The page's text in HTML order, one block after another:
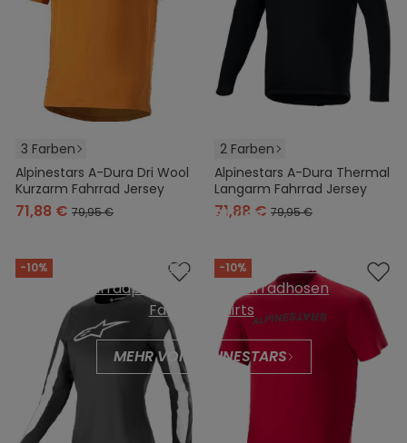
3 Farben
Alpinestars A-Dura Dri Wool
Kurzarm Fahrrad Jersey
71,88 € 79,95 €
2 Farben
Alpinestars A-Dura Thermal
Langarm Fahrrad Jersey
71,88 € 79,95 €
-10% -10%
Weitere Styles
Funktionswäsche
Fahrradjacken
Fahrradprotektoren
Fahrradhosen
Fahrrad-Shirts
MEHR VON ALPINESTARS